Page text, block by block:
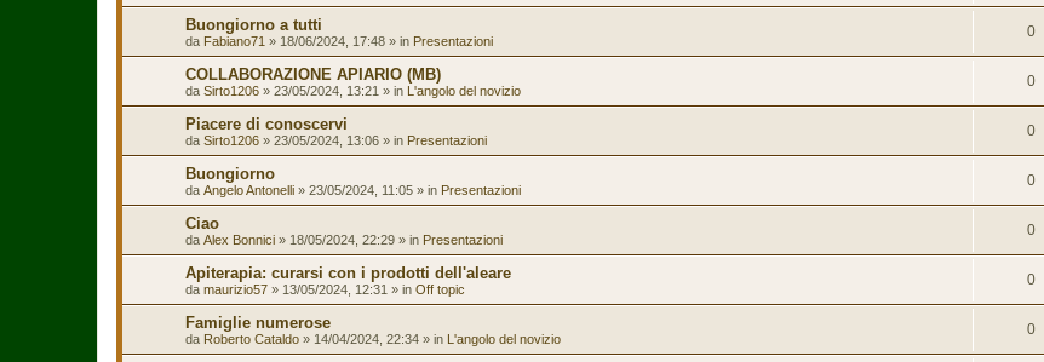
Buongiorno a tutti
da Fabiano71 » 18/06/2024, 17:48 » in Presentazioni
0
COLLABORAZIONE APIARIO (MB)
da Sirto1206 » 23/05/2024, 13:21 » in L'angolo del novizio
0
Piacere di conoscervi
da Sirto1206 » 23/05/2024, 13:06 » in Presentazioni
0
Buongiorno
da Angelo Antonelli » 23/05/2024, 11:05 » in Presentazioni
0
Ciao
da Alex Bonnici » 18/05/2024, 22:29 » in Presentazioni
0
Apiterapia: curarsi con i prodotti dell'aleare
da maurizio57 » 13/05/2024, 12:31 » in Off topic
0
Famiglie numerose
da Roberto Cataldo » 14/04/2024, 22:34 » in L'angolo del novizio
0